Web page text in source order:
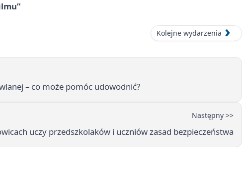
Kolejne wydarzenia
– co może pomóc udowodnić?
Następny >>
uczy przedszkolaków i uczniów zasad bezpieczeństwa